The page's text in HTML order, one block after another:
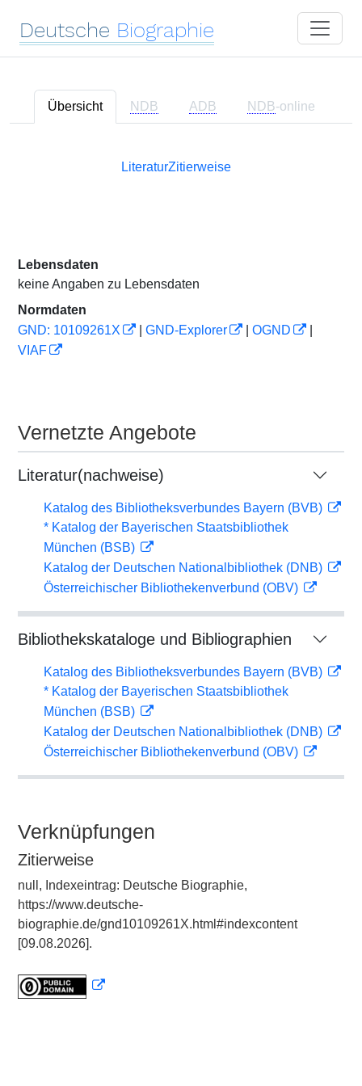
Deutsche Biographie
Übersicht NDB ADB NDB-online
LiteraturZitierweise
Lebensdaten
keine Angaben zu Lebensdaten
Normdaten
GND: 10109261X
GND-Explorer OGND
VIAF
Vernetzte Angebote
Literatur(nachweise)
Katalog des Bibliotheksverbundes Bayern (BVB)
* Katalog der Bayerischen Staatsbibliothek
München (BSB)
Katalog der Deutschen Nationalbibliothek (DNB)
Österreichischer Bibliothekenverbund (OBV)
Bibliothekskataloge und Bibliographien
Katalog des Bibliotheksverbundes Bayern (BVB)
* Katalog der Bayerischen Staatsbibliothek
München (BSB)
Katalog der Deutschen Nationalbibliothek (DNB)
Österreichischer Bibliothekenverbund (OBV)
Verknüpfungen
Zitierweise
null, Indexeintrag: Deutsche Biographie,
https://www.deutsche-
biographie.de/gnd10109261X.html#indexcontent
[09.08.2026].